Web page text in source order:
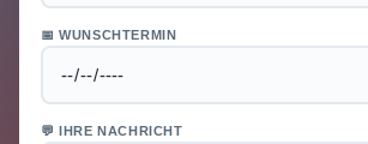
📅 WUNSCHTERMIN
💬 IHRE NACHRICHT